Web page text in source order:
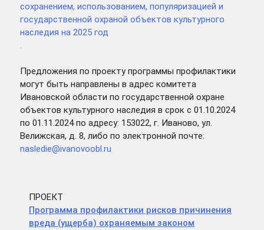
сохранением, использованием, популяризацией и
государственной охраной объектов культурного
наследия на 2025 год
.
Предложения по проекту программы профилактики
могут быть направлены в адрес комитета
Ивановской области по государственной охране
объектов культурного наследия в срок с 01.10.2024
по 01.11.2024 по адресу: 153022, г. Иваново, ул.
Велижская, д. 8, либо по электронной почте:
nasledie@ivanovoobl.ru
ПРОЕКТ
Программа профилактики рисков причинения
вреда (ущерба) охраняемым законом